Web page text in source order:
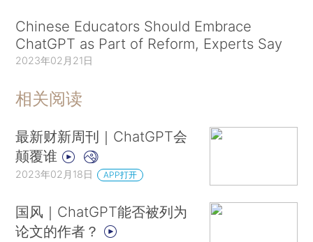
Chinese Educators Should Embrace
ChatGPT as Part of Reform, Experts Say
2023年02月21日
相关阅读
最新财新周刊｜ChatGPT会
颠覆谁
2023年02月18日 APP打开
国风｜ChatGPT能否被列为
论文的作者？